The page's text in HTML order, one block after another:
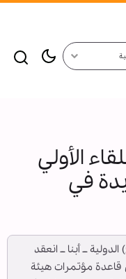
الأولي
في
ــ أبنا ــ انعقد
قاعدة مؤتمرات هيئة